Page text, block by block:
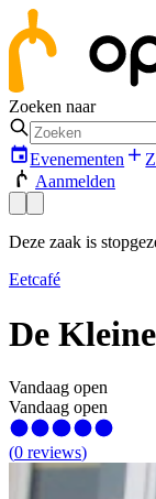
Zoeken naar
Evenementen
Aanmelden
Deze zaak is
Eetcafé
De
Vandaag open
Vandaag open
(0 reviews)